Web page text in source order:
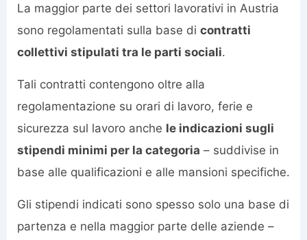
La maggior parte dei settori lavorativi in Austria
sono regolamentati sulla base di contratti
collettivi stipulati tra le parti sociali.
Tali contratti contengono oltre alla
regolamentazione su orari di lavoro, ferie e
sicurezza sul lavoro anche le indicazioni sugli
stipendi minimi per la categoria – suddivise in
base alle qualificazioni e alle mansioni specifiche.
Gli stipendi indicati sono spesso solo una base di
partenza e nella maggior parte delle aziende –